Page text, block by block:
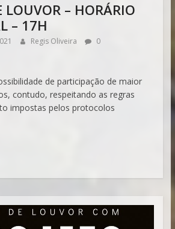
LOUVOR – HORÁRIO
– 17H
Regis Oliveira
0
de participação de maior
contudo, respeitando as regras
impostas pelos protocolos